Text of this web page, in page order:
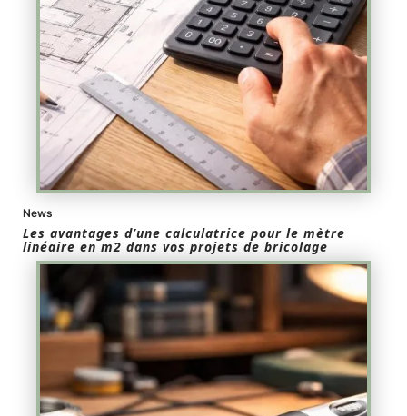
News
Les avantages d’une calculatrice pour le mètre
linéaire en m2 dans vos projets de bricolage